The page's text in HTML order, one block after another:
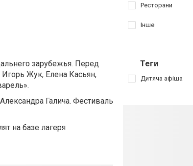
зарубежья. Перед
Жук, Елена Касьян,
Галича. Фестиваль
на базе лагеря
Ресторани
Інше
Теги
Дитяча афіша